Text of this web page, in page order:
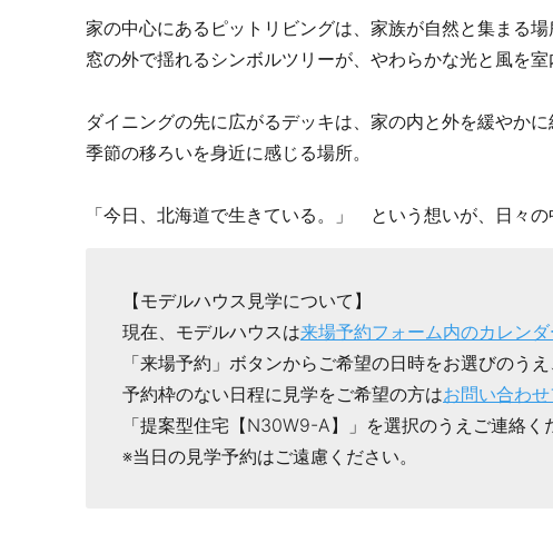
家の中心にあるピットリビングは、家族が自然と集まる場
窓の外で揺れるシンボルツリーが、やわらかな光と風を室
ダイニングの先に広がるデッキは、家の内と外を緩やかに
季節の移ろいを身近に感じる場所。
「今日、北海道で生きている。」 という想いが、日々の
【モデルハウス見学について】
現在、モデルハウスは来場予約フォーム内のカレンダ
「来場予約」ボタンからご希望の日時をお選びのう
予約枠のない日程に見学をご希望の方はお問い合わ
「提案型住宅【N30W9-A】」を選択のうえご連絡く
※当日の見学予約はご遠慮ください。